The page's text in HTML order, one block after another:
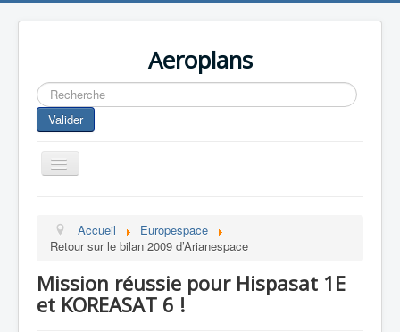
Aeroplans
Rechercher
Valider
Toggle
Navigation
Aviation Commerciale
Aviation Militaire
Accueil
Europespace
Retour sur le bilan 2009 d’Arianespace
Mission réussie pour Hispasat 1E
et KOREASAT 6 !